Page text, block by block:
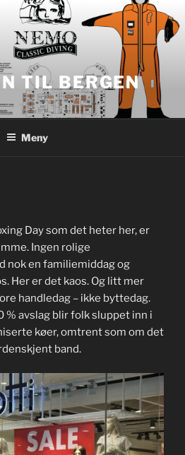
TIL BERGEN
Meny
Day som det heter her, er
Ingen rolige
nok en familiemiddag og
Her er det kaos. Og litt mer
handledag – ikke byttedag.
% avslag blir folk sluppet inn i
køer, omtrent som om det
band.